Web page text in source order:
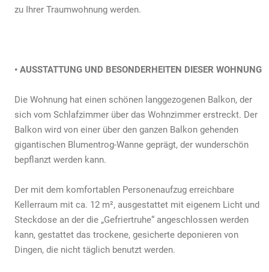
zu Ihrer Traumwohnung werden.
• AUSSTATTUNG UND BESONDERHEITEN DIESER WOHNUNG
Die Wohnung hat einen schönen langgezogenen Balkon, der
sich vom Schlafzimmer über das Wohnzimmer erstreckt. Der
Balkon wird von einer über den ganzen Balkon gehenden
gigantischen Blumentrog-Wanne geprägt, der wunderschön
bepflanzt werden kann.
Der mit dem komfortablen Personenaufzug erreichbare
Kellerraum mit ca. 12 m², ausgestattet mit eigenem Licht und
Steckdose an der die „Gefriertruhe“ angeschlossen werden
kann, gestattet das trockene, gesicherte deponieren von
Dingen, die nicht täglich benutzt werden.